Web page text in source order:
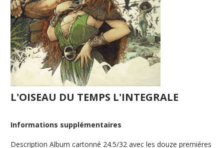
L'OISEAU DU TEMPS L'INTEGRALE
Informations supplémentaires
Description Album cartonné 24.5/32 avec les douze premiéres